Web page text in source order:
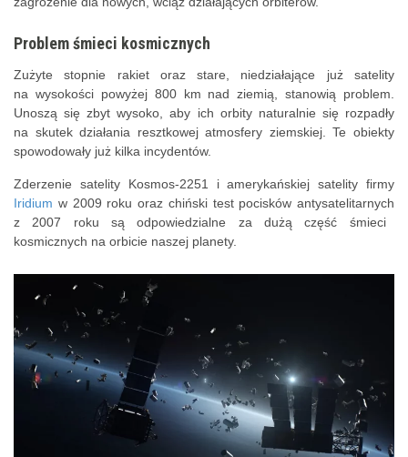
Problem śmieci kosmicznych
Zużyte stopnie rakiet oraz stare, niedziałające już satelity
na wysokości powyżej 800 km nad ziemią, stanowią problem.
Unoszą się zbyt wysoko, aby ich orbity naturalnie się rozpadły
na skutek działania resztkowej atmosfery ziemskiej. Te obiekty
spowodowały już kilka incydentów.
Zderzenie satelity Kosmos-2251 iamerykańskiejsatelity firmy
Iridium w 2009 roku oraz chiński test pocisków antysatelitarnych
z 2007 roku są odpowiedzialne za dużą część śmieci
kosmicznych na orbicie naszej planety.